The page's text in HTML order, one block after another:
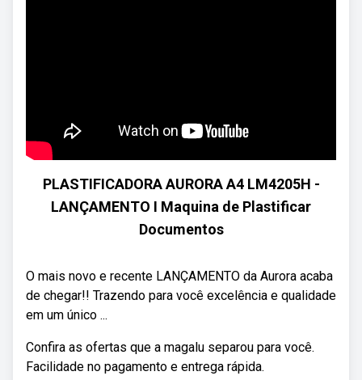
PLASTIFICADORA AURORA A4 LM4205H -
LANÇAMENTO I Maquina de Plastificar
Documentos
O mais novo e recente LANÇAMENTO da Aurora acaba
de chegar!! Trazendo para você excelência e qualidade
em um único ...
Confira as ofertas que a magalu separou para você.
Facilidade no pagamento e entrega rápida.